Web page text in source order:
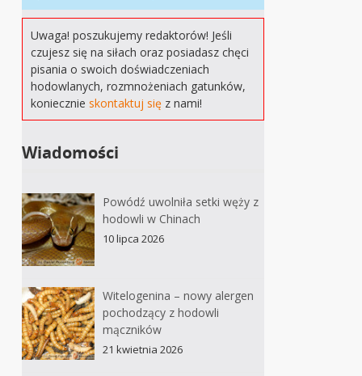
Uwaga! poszukujemy redaktorów! Jeśli
czujesz się na siłach oraz posiadasz chęci
pisania o swoich doświadczeniach
hodowlanych, rozmnożeniach gatunków,
koniecznieskontaktuj się z nami!
Wiadomości
Powódź uwolniła setki węży z
hodowli w Chinach
10 lipca 2026
Witelogenina – nowy alergen
pochodzący z hodowli
mączników
21 kwietnia 2026